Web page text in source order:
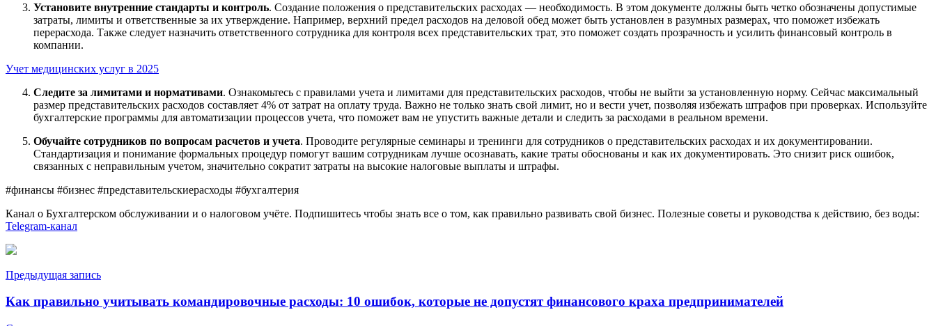
Установите внутренние стандарты и контроль. Создание положения о представительских расходах — необходимость. В этом документе должны быть четко обозначены допустимые
затраты, лимиты и ответственные за их утверждение. Например, верхний предел расходов на деловой обед может быть установлен в разумных размерах, что поможет избежать
перерасхода. Также следует назначить ответственного сотрудника для контроля всех представительских трат, это поможет создать прозрачность и усилить финансовый контроль в
компании.
Учет медицинских услуг в 2025
Следите за лимитами и нормативами. Ознакомьтесь с правилами учета и лимитами для представительских расходов, чтобы не выйти за установленную норму. Сейчас максимальный
размер представительских расходов составляет 4% от затрат на оплату труда. Важно не только знать свой лимит, но и вести учет, позволяя избежать штрафов при проверках. Используйте
бухгалтерские программы для автоматизации процессов учета, что поможет вам не упустить важные детали и следить за расходами в реальном времени.
Обучайте сотрудников по вопросам расчетов и учета. Проводите регулярные семинары и тренинги для сотрудников о представительских расходах и их документировании.
Стандартизация и понимание формальных процедур помогут вашим сотрудникам лучше осознавать, какие траты обоснованы и как их документировать. Это снизит риск ошибок,
связанных с неправильным учетом, значительно сократит затраты на высокие налоговые выплаты и штрафы.
#финансы #бизнес #представительскиерасходы #бухгалтерия
Канал о Бухгалтерском обслуживании и о налоговом учёте. Подпишитесь чтобы знать все о том, как правильно развивать свой бизнес. Полезные советы и руководства к действию, без воды:
Telegram-канал
Навигация
по
записям
Предыдущая запись
Как правильно учитывать командировочные расходы: 10 ошибок, которые не допустят финансового краха предпринимателей